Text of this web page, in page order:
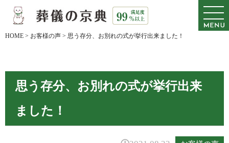
HOME > お客様の声 > 思う存分、お別れの式が挙行出来ました！
思う存分、お別れの式が挙行出来
ました！